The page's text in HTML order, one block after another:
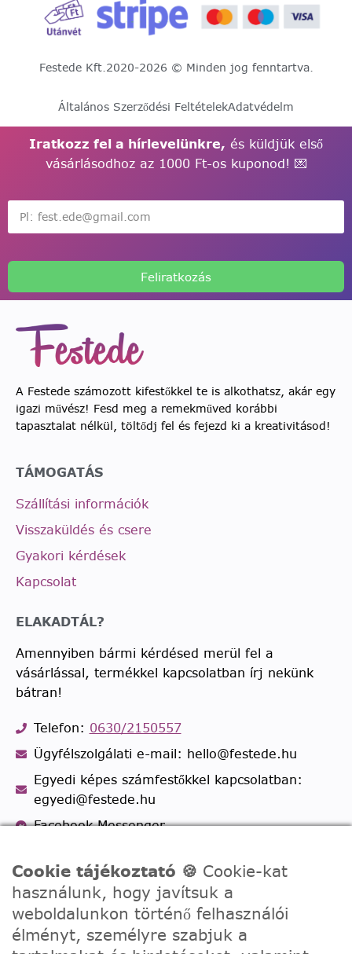
Festede Kft.2020-2026 © Minden jog fenntartva.
Általános Szerződési FeltételekAdatvédelm
Iratkozz fel a hírlevelünkre, és küldjük első
vásárlásodhoz az 1000 Ft-os kuponod! 💌
Feliratkozás
A Festede számozott kifestőkkel te is alkothatsz, akár egy
igazi művész! Fesd meg a remekműved korábbi
tapasztalat nélkül, töltődj fel és fejezd ki a kreativitásod!
TÁMOGATÁS
Szállítási információk
Visszaküldés és csere
Gyakori kérdések
Kapcsolat
ELAKADTÁL?
Amennyiben bármi kérdésed merül fel a
vásárlással, termékkel kapcsolatban írj nekünk
bátran!
Telefon: 0630/2150557
Ügyfélszolgálati e-mail: hello@festede.hu
Egyedi képes számfestőkkel kapcsolatban:
egyedi@festede.hu
Facebook Messenger
Cookie tájékoztató 🍪 Cookie-kat
használunk, hogy javítsuk a
weboldalunkon történő felhasználói
élményt, személyre szabjuk a